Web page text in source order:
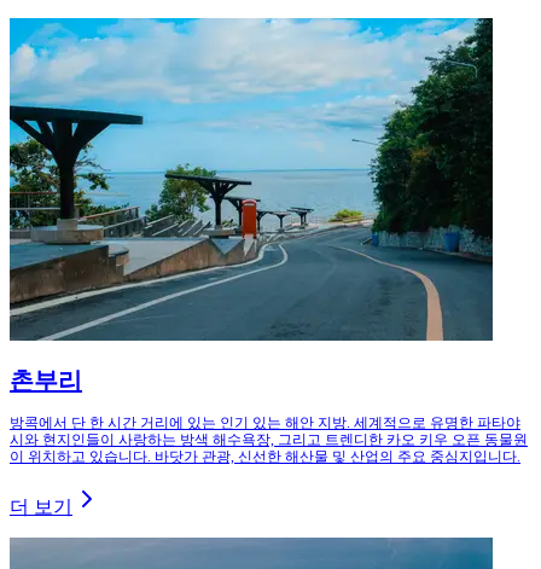
촌부리
방콕에서 단 한 시간 거리에 있는 인기 있는 해안 지방. 세계적으로 유명한 파타야
시와 현지인들이 사랑하는 방색 해수욕장, 그리고 트렌디한 카오 키우 오픈 동물원
이 위치하고 있습니다. 바닷가 관광, 신선한 해산물 및 산업의 주요 중심지입니다.
더 보기